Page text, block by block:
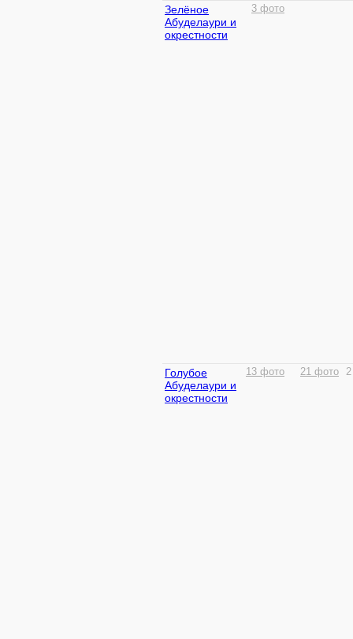
Зелёное
Абуделаури и
окрестности
3 фото
Голубое
Абуделаури и
окрестности
13 фото 21 фото 2